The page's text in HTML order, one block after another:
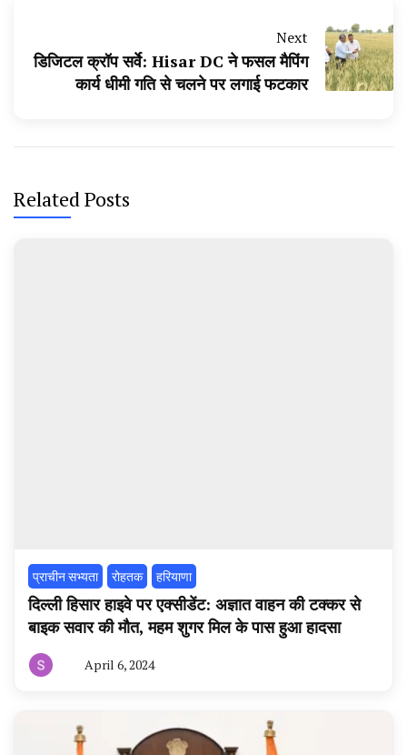
Next
डिजिटल क्रॉप सर्वे: Hisar DC ने फसल मैपिंग
कार्य धीमी गति से चलने पर लगाई फटकार
Related Posts
प्राचीन सभ्यता रोहतक हरियाणा
दिल्ली हिसार हाइवे पर एक्सीडेंट: अज्ञात वाहन की टक्कर से
बाइक सवार की मौत, महम शुगर मिल के पास हुआ हादसा
April 6, 2024